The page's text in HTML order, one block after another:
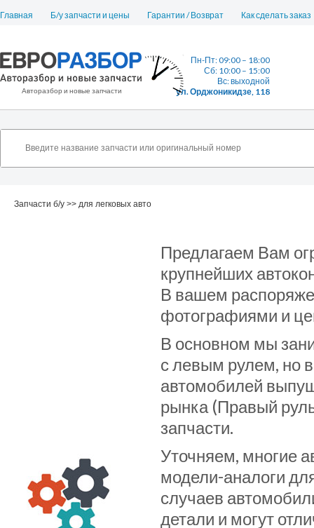
Главная Б/у запчасти и цены Гарантии / Возврат Как сделать заказ
Авторазбор и новые запчасти
Пн-Пт: 09:00 – 18:00
Сб: 10:00 – 15:00
Вс: выходной
ул. Орджоникидзе, 118
Запчасти б/у >> для легковых авто
Предлагаем Вам
крупнейших
В вашем
фотографиями и
В основном мы
с левым рулем, но
автомобилей
рынка (Правый
запчасти.
Уточняем, многие
модели-аналоги
случаев
детали и могут